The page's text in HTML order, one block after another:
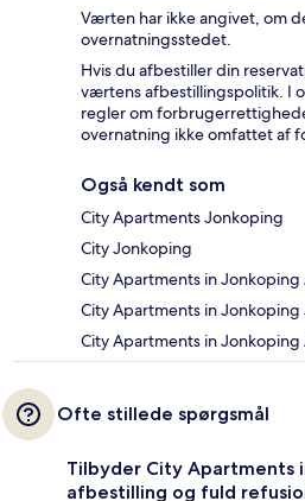
Værten har ikke angivet, om
overnatningsstedet.
Hvis du afbestiller din
værtens afbestillingspolitik. I
regler om
overnatning ikke omfattet af
Også kendt som
City Apartments Jonkoping
City Jonkoping
City Apartments in
City Apartments in
City Apartments in
Ofte stillede spørgsmål
Tilbyder City Apartments
afbestilling og fuld